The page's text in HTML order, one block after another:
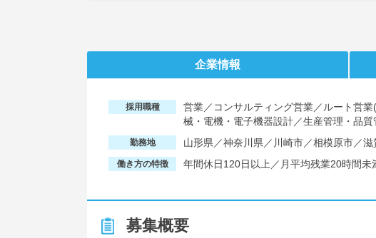
企業情報
採用職種
営業／コンサルティング営業／ルート営
械・電機・電子機器設計／生産管理・品質
勤務地 山形県／神奈川県／川崎市／相模原市／
働き方の特徴 年間休日120日以上／月平均残業20時間
募集概要